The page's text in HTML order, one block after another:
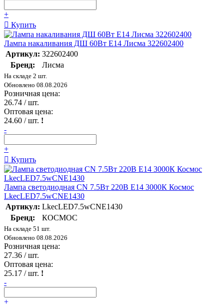
+
Купить
Лампа накаливания ДШ 60Вт E14 Лисма 322602400
Артикул: 322602400
Бренд:
Лисма
На складе 2 шт.
Обновлено 08.08.2026
Розничная цена:
26.74 / шт.
Оптовая цена:
24.60 / шт. !
-
+
Купить
Лампа светодиодная CN 7.5Вт 220В E14 3000К Космос
LkecLED7.5wCNE1430
Артикул: LkecLED7.5wCNE1430
Бренд:
КОСМОС
На складе 51 шт.
Обновлено 08.08.2026
Розничная цена:
27.36 / шт.
Оптовая цена:
25.17 / шт. !
-
+